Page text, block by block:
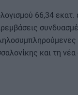
66,34
και τη